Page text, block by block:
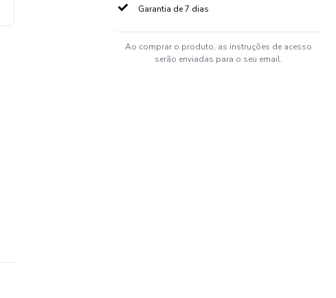
Garantia de 7 dias
Ao comprar o produto, as instruções de acesso
serão enviadas para o seu email.